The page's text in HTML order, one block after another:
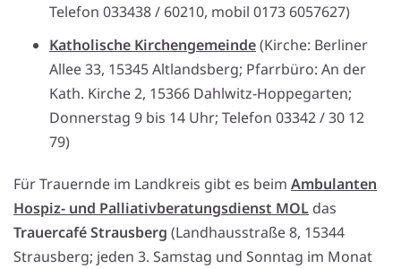
Telefon 033438 / 60210, mobil 0173 6057627)
Katholische Kirchengemeinde(Kirche: Berliner
Allee 33, 15345 Altlandsberg; Pfarrbüro: An der
Kath. Kirche 2, 15366 Dahlwitz-Hoppegarten;
Donnerstag 9 bis 14 Uhr; Telefon 03342 / 30 12
79)
Für Trauernde im Landkreis gibt es beim Ambulanten
Hospiz- und Palliativberatungsdienst MOL das
Trauercafé Strausberg (Landhausstraße 8, 15344
Strausberg; jeden 3. Samstag und Sonntag im Monat